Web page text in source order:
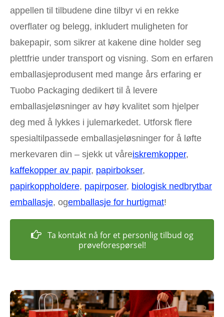
appellen til tilbudene dine tilbyr vi en rekke
overflater og belegg, inkludert muligheten for
bakepapir, som sikrer at kakene dine holder seg
plettfrie under transport og visning. Som en erfaren
emballasjeprodusent med mange års erfaring er
Tuobo Packaging dedikert til å levere
emballasjeløsninger av høy kvalitet som hjelper
deg med å lykkes i julemarkedet. Utforsk flere
spesialtilpassede emballasjeløsninger for å løfte
merkevaren din – sjekk ut våreiskremkopper,
kaffekopper av papir, papirbokser,
papirkoppholdere, papirposer, biologisk nedbrytbar
emballasje, ogemballasje for hurtigmat!
Ta kontakt nå for et personlig tilbud og
prøveforespørsel!